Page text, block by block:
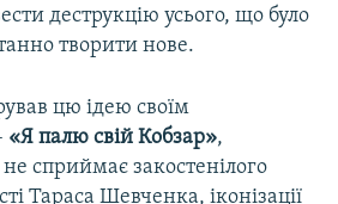
деструкцію усього, що було
творити нове.
цю ідею своїм
«Я палю свій Кобзар»,
сприймає закостенілого
Тараса Шевченка, іконізації